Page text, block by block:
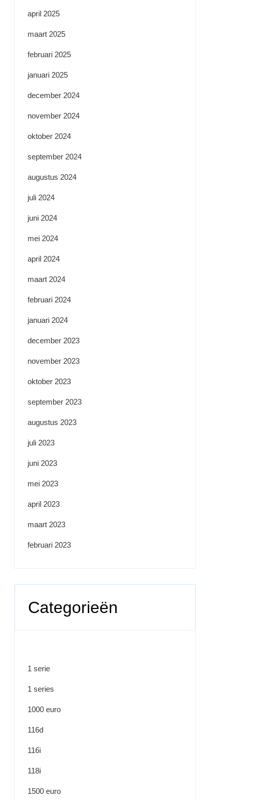
april 2025
maart 2025
februari 2025
januari 2025
december 2024
november 2024
oktober 2024
september 2024
augustus 2024
juli 2024
juni 2024
mei 2024
april 2024
maart 2024
februari 2024
januari 2024
december 2023
november 2023
oktober 2023
september 2023
augustus 2023
juli 2023
juni 2023
mei 2023
april 2023
maart 2023
februari 2023
Categorieën
1 serie
1 series
1000 euro
116d
116i
118i
1500 euro